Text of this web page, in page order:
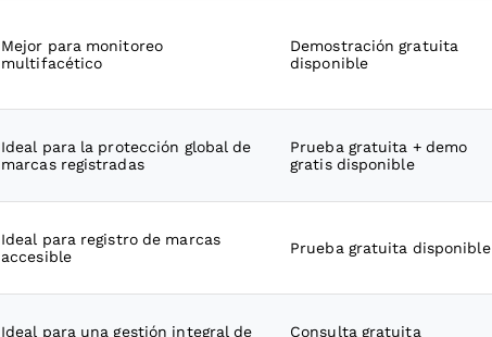
Mejor para monitoreo
multifacético
Demostración gratuita
disponible
Ideal para la protección global de
marcas registradas
Prueba gratuita + demo
gratis disponible
Ideal para registro de marcas
accesible
Prueba gratuita disponible
Ideal para una gestión integral de
Consulta gratuita